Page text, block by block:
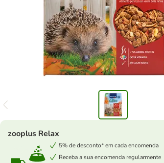
zooplus Relax
5% de desconto* em cada encomenda
Receba a sua encomenda regularmente